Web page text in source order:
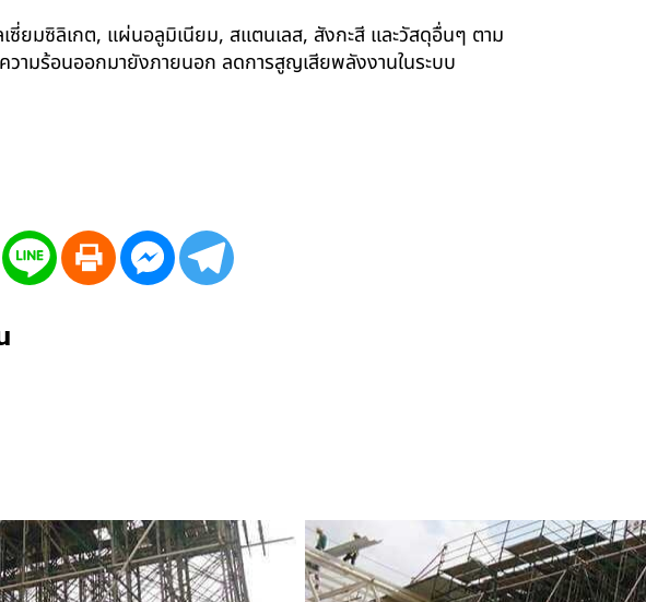
มซิลิเกต, แผ่นอลูมิเนียม, สแตนเลส, สังกะสี และวัสดุอื่นๆ ตาม
ามร้อนออกมายังภายนอก ลดการสูญเสียพลังงานในระบบ